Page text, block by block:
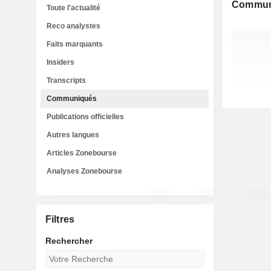
Toute l'actualité
Reco analystes
Faits marquants
Insiders
Transcripts
Communiqués
Publications officielles
Autres langues
Articles Zonebourse
Analyses Zonebourse
Filtres
Rechercher